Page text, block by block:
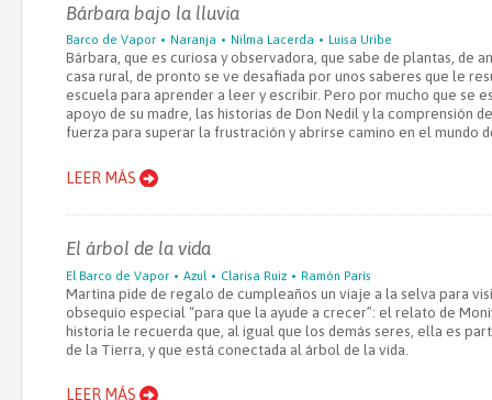
Bárbara bajo la lluvia
Barco de Vapor Naranja Nilma Lacerda Luisa Uribe
Bárbara, que es curiosa y observadora, que sabe de plantas, de
casa rural, de pronto se ve desafiada por unos saberes que le
escuela para aprender a leer y escribir. Pero por mucho que se
apoyo de su madre, las historias de Don Nedil y la comprensión
fuerza para superar la frustración y abrirse camino en el mundo
LEER MÁS
El árbol de la vida
El Barco de Vapor Azul Clarisa Ruiz Ramón París
Martina pide de regalo de cumpleaños un viaje a la selva para
obsequio especial “para que la ayude a crecer”: el relato de
historia le recuerda que, al igual que los demás seres, ella es
de la Tierra, y que está conectada al árbol de la vida.
LEER MÁS